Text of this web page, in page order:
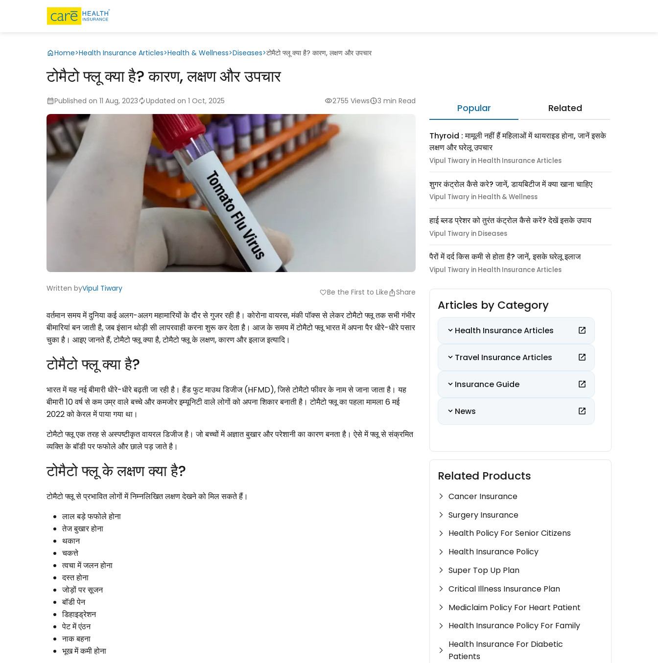
Home>Health Insurance Articles>Health & Wellness>Diseases>टोमैटो फ्लू क्या है? कारण, लक्षण और उपचार
टोमैटो फ्लू क्या है? कारण, लक्षण और उपचार
Published on 11 Aug, 2023 Updated on 1 Oct, 2025 2755 Views 3 min Read
Written byVipul Tiwary favoriteBe the First to Like Share
वर्तमान समय में दुनिया कई अलग-अलग महामारियों के दौर से गुजर रही है। कोरोना वायरस, मंकी पॉक्स से लेकर टोमैटो फ्लू तक सभी गंभीर
बीमारियां बन जाती है, जब इंसान थोड़ी सी लापरवाही करना शुरू कर देता है। आज के समय में टोमैटो फ्लू भारत में अपना पैर धीरे-धीरे पसार
चुका है। आइए जानते हैं, टोमैटो फ्लू क्या है, टोमैटो फ्लू के लक्षण, कारण और इलाज इत्यादि।
टोमैटो फ्लू क्या है?
भारत में यह नई बीमारी धीरे-धीरे बढ़ती जा रही है। हैंड फुट माउथ डिजीज (HFMD), जिसे टोमैटो फीवर के नाम से जाना जाता है। यह
बीमारी 10 वर्ष से कम उम्र वाले बच्चे और कमजोर इम्यूनिटी वाले लोगों को अपना शिकार बनाती है। टोमैटो फ्लू का पहला मामला 6 मई
2022 को केरल में पाया गया था।
टोमैटो फ्लू एक तरह से अस्पष्टीकृत वायरल डिजीज है। जो बच्चों में अज्ञात बुखार और परेशानी का कारण बनता है। ऐसे में फ्लू से संक्रमित
व्यक्ति के बॉडी पर फफोले और छाले पड़ जाते है।
टोमैटो फ्लू के लक्षण क्या है?
टोमैटो फ्लू से प्रभावित लोगों में निम्नलिखित लक्षण देखने को मिल सकते हैं।
लाल बड़े फफोले होना
तेज बुखार होना
थकान
चकत्ते
त्वचा में जलन होना
दस्त होना
जोड़ों पर सूजन
बॉडी पेन
डिहाइड्रेशन
पेट में एंठन
नाक बहना
भूख में कमी होना
Popular Related
Thyroid : मामूली नहीं हैं महिलाओं में थायराइड होना, जानें इसके
लक्षण और घरेलू उपचार
Vipul Tiwary in Health Insurance Articles
शुगर कंट्रोल कैसे करे? जानें, डायबिटीज में क्या खाना चाहिए
Vipul Tiwary in Health & Wellness
हाई ब्लड प्रेशर को तुरंत कंट्रोल कैसे करें? देखें इसके उपाय
Vipul Tiwary in Diseases
पैरों में दर्द किस कमी से होता है? जानें, इसके घरेलू इलाज
Vipul Tiwary in Health Insurance Articles
Articles by Category
Health Insurance Articles
Travel Insurance Articles
Insurance Guide
News
Related Products
Cancer Insurance
Surgery Insurance
Health Policy For Senior Citizens
Health Insurance Policy
Super Top Up Plan
Critical Illness Insurance Plan
Mediclaim Policy For Heart Patient
Health Insurance Policy For Family
Health Insurance For Diabetic
Patients